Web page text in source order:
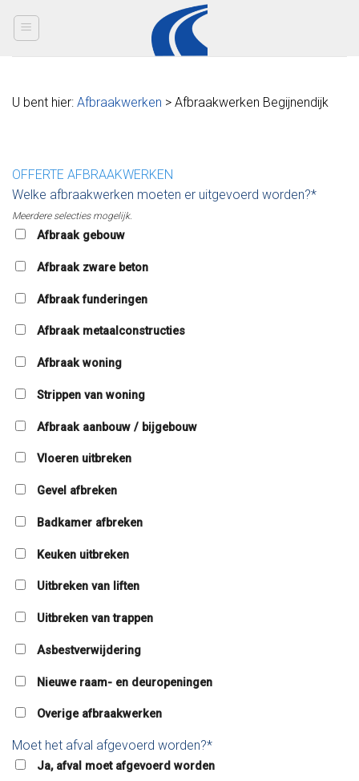
U bent hier: Afbraakwerken > Afbraakwerken Begijnendijk
OFFERTE AFBRAAKWERKEN
Welke afbraakwerken moeten er uitgevoerd worden?*
Meerdere selecties mogelijk.
Afbraak gebouw
Afbraak zware beton
Afbraak funderingen
Afbraak metaalconstructies
Afbraak woning
Strippen van woning
Afbraak aanbouw / bijgebouw
Vloeren uitbreken
Gevel afbreken
Badkamer afbreken
Keuken uitbreken
Uitbreken van liften
Uitbreken van trappen
Asbestverwijdering
Nieuwe raam- en deuropeningen
Overige afbraakwerken
Moet het afval afgevoerd worden?*
Ja, afval moet afgevoerd worden